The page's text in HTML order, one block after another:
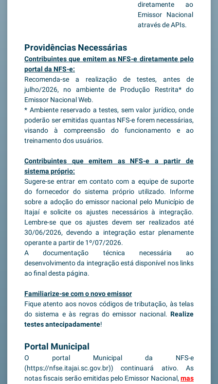
diretamente ao
Emissor Nacional
através de APIs.
Providências Necessárias
Contribuintes que emitem as NFS-e diretamente pelo
portal da NFS-e:
Recomenda-se a realização de testes, antes de
julho/2026, no ambiente de Produção Restrita* do
Emissor Nacional Web.
* Ambiente reservado a testes, sem valor jurídico, onde
poderão ser emitidas quantas NFS-e forem necessárias,
visando à compreensão do funcionamento e ao
treinamento dos usuários.
Contribuintes que emitem as NFS-e a partir de
sistema próprio:
Sugere-se entrar em contato com a equipe de suporte
do fornecedor do sistema próprio utilizado. Informe
sobre a adoção do emissor nacional pelo Município de
Itajaí e solicite os ajustes necessários à integração.
Lembre-se que os ajustes devem ser realizados até
30/06/2026, devendo a integração estar plenamente
operante a partir de 1º/07/2026.
A documentação técnica necessária ao
desenvolvimento da integração está disponível nos links
ao final desta página.
Familiarize-se com o novo emissor
Fique atento aos novos códigos de tributação, às telas
do sistema e às regras do emissor nacional. Realize
testes antecipadamente!
Portal Municipal
O portal Municipal da NFS-e
(https://nfse.itajai.sc.gov.br)) continuará ativo. As
notas fiscais serão emitidas pelo Emissor Nacional, mas